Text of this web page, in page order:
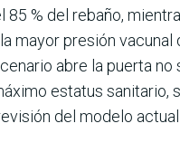
85 % del rebaño,
mayor presión vacunal
abre la puerta no
estatus sanitario,
del modelo